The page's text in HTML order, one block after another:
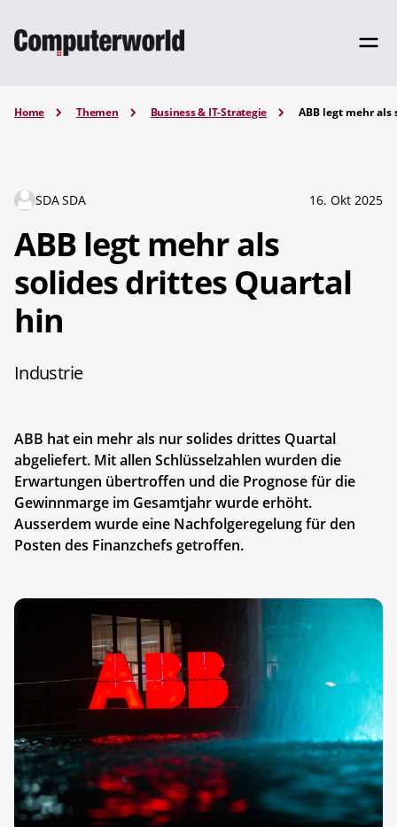
Home Themen Business & IT-Strategie ABB legt mehr
SDA SDA 16. Okt 2025
ABB legt mehr als
solides drittes Quartal
hin
Industrie
ABB hat ein mehr als nur solides drittes Quartal
abgeliefert. Mit allen Schlüsselzahlen wurden die
Erwartungen übertroffen und die Prognose für die
Gewinnmarge im Gesamtjahr wurde erhöht.
Ausserdem wurde eine Nachfolgeregelung für den
Posten des Finanzchefs getroffen.